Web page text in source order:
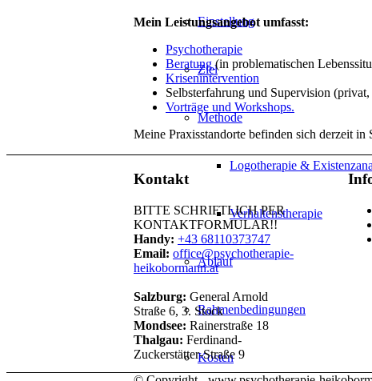
Einstellung
Ziel
Methode
Logotherapie &
Verhaltenstherapie
Ablauf
Rahmenbedingungen
Kosten
Mein Leistungsangebot umfasst:
Psychotherapie
Beratung(in problematischen
Krisenintervention
Selbsterfahrung und Supervision
Vorträge und Workshops.
Meine Praxisstandorte befinden sich derzeit in
Kontakt
BITTE SCHRIFTLICH PER
KONTAKTFORMULAR!!
Handy: +43 68110373747
Email: office@psychotherapie-
heikobormann.at
Salzburg: General Arnold
Straße 6, 3. Stock
Mondsee: Rainerstraße 18
Thalgau: Ferdinand-
Zuckerstätter-Straße 9